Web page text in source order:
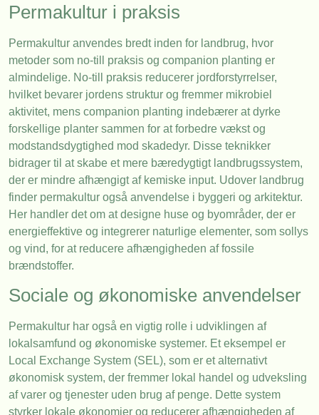
Permakultur i praksis
Permakultur anvendes bredt inden for landbrug, hvor
metoder som no-till praksis og companion planting er
almindelige. No-till praksis reducerer jordforstyrrelser,
hvilket bevarer jordens struktur og fremmer mikrobiel
aktivitet, mens companion planting indebærer at dyrke
forskellige planter sammen for at forbedre vækst og
modstandsdygtighed mod skadedyr. Disse teknikker
bidrager til at skabe et mere bæredygtigt landbrugssystem,
der er mindre afhængigt af kemiske input. Udover landbrug
finder permakultur også anvendelse i byggeri og arkitektur.
Her handler det om at designe huse og byområder, der er
energieffektive og integrerer naturlige elementer, som sollys
og vind, for at reducere afhængigheden af fossile
brændstoffer.
Sociale og økonomiske anvendelser
Permakultur har også en vigtig rolle i udviklingen af
lokalsamfund og økonomiske systemer. Et eksempel er
Local Exchange System (SEL), som er et alternativt
økonomisk system, der fremmer lokal handel og udveksling
af varer og tjenester uden brug af penge. Dette system
styrker lokale økonomier og reducerer afhængigheden af